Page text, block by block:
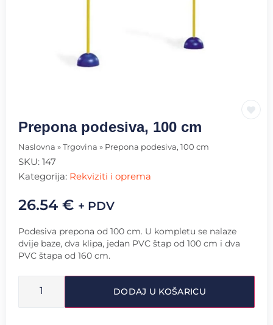
Prepona podesiva, 100 cm
Naslovna » Trgovina » Prepona podesiva, 100 cm
SKU: 147
Kategorija: Rekviziti i oprema
26.54 € + PDV
Podesiva prepona od 100 cm. U kompletu se nalaze
dvije baze, dva klipa, jedan PVC štap od 100 cm i dva
PVC štapa od 160 cm.
DODAJ U KOŠARICU